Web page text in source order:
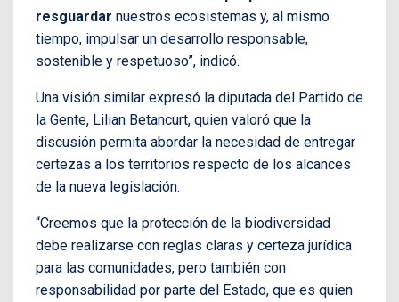
resguardar nuestros ecosistemas y, al mismo
tiempo, impulsar un desarrollo responsable,
sostenible y respetuoso”, indicó.
Una visión similar expresó la diputada del Partido de
la Gente, Lilian Betancurt, quien valoró que la
discusión permita abordar la necesidad de entregar
certezas a los territorios respecto de los alcances
de la nueva legislación.
“Creemos que la protección de la biodiversidad
debe realizarse con reglas claras y certeza jurídica
para las comunidades, pero también con
responsabilidad por parte del Estado, que es quien